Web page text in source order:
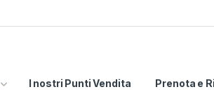
I nostri Punti Vendita Prenota e